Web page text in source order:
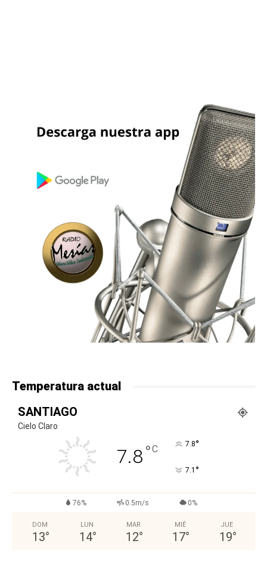
Temperatura actual
SANTIAGO
Cielo Claro
7.8°C 7.8°
7.1 °
76% 0.5m/s 0%
DOM
13°
LUN
14°
MAR
12°
MIÉ
17°
JUE
19°